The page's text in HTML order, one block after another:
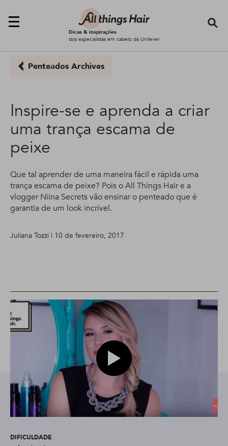
Dicas & inspirações
dos especialistas em cabelo da Unilever
Penteados Archives
Inspire-se e aprenda a criar
uma trança escama de
peixe
Que tal aprender de uma maneira fácil e rápida uma
trança escama de peixe? Pois o All Things Hair e a
vlogger Niina Secrets vão ensinar o penteado que é
garantia de um look incrível.
Juliana Tozzi | 10 de fevereiro, 2017
Play video Niina Secrets com
DIFICULDADE